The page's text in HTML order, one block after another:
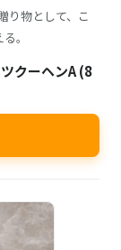
り物として、こ
。
クーヘンA (8